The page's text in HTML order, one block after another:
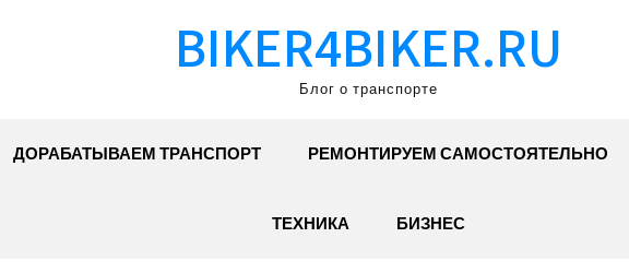
BIKER4BIKER.RU
Блог о транспорте
ДОРАБАТЫВАЕМ ТРАНСПОРТ РЕМОНТИРУЕМ САМОСТОЯТЕЛЬНО
ТЕХНИКА БИЗНЕС